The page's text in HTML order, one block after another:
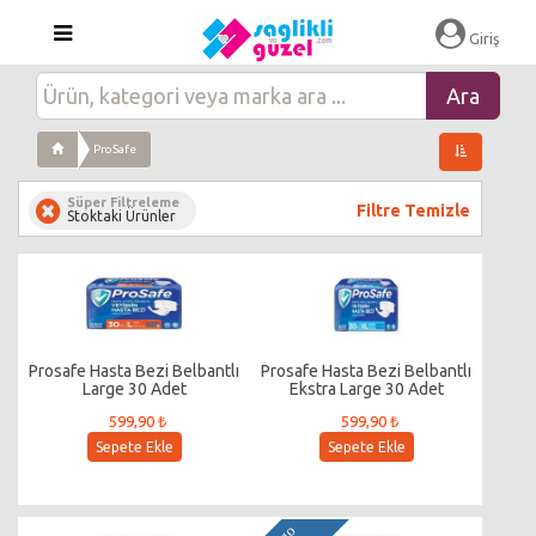
Giriş
ProSafe
Süper Filtreleme
Stoktaki Ürünler Filtre Temizle
Prosafe Hasta Bezi Belbantlı
Large 30 Adet
599,90 ₺
Sepete Ekle
Prosafe Hasta Bezi Belbantlı
Ekstra Large 30 Adet
599,90 ₺
Sepete Ekle